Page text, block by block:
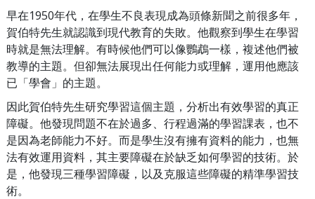
早在1950年代，在學生不良表現成為頭條新聞之前很多年，
賀伯特先生就認識到現代教育的失敗。他觀察到學生在學習
時就是無法理解。有時候他們可以像鸚鵡一樣，複述他們被
教導的主題。但卻無法展現出任何能力或理解，運用他應該
已「學會」的主題。
因此賀伯特先生研究學習這個主題，分析出有效學習的真正
障礙。他發現問題不在於過多、行程過滿的學習課表，也不
是因為老師能力不好。而是學生沒有擁有資料的能力，也無
法有效運用資料，其主要障礙在於缺乏如何學習的技術。於
是，他發現三種學習障礙，以及克服這些障礙的精準學習技
術。